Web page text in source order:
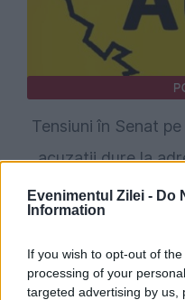
Evenimentul Zilei - Do
Information
If you wish to opt-out of
processing of your
targeted advertising by us,
Tensiuni în Senat
acuzații dure la
blocarea